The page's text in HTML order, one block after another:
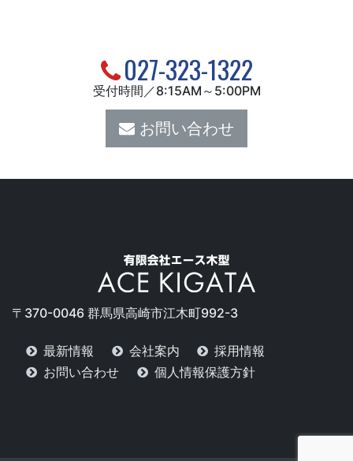
027-323-1322
受付時間／8:15AM～5:00PM
お問い合わせ
〒370-0046 群馬県高崎市江木町992-3
最新情報 会社案内
採用情報
お問い合わせ
個人情報保護方針